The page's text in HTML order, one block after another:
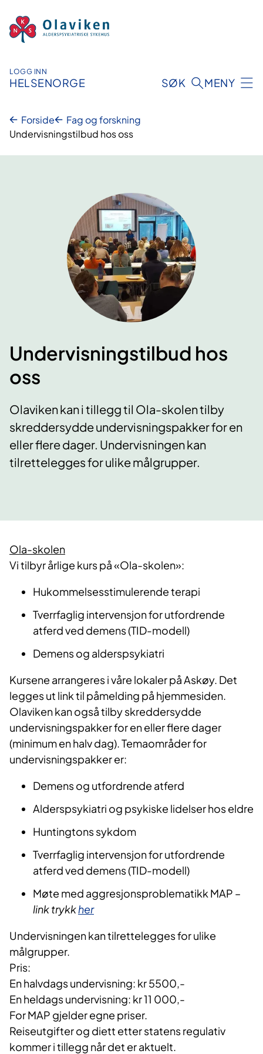
innhold
LOGG INN
HELSENORGE SØK MENY
Forside
Fag og forskning
Undervisningstilbud hos oss
Undervisningstilbud hos
oss
Olaviken kan i tillegg til Ola-skolen tilby
skreddersydde undervisningspakker for en
eller flere dager. Undervisningen kan
tilrettelegges for ulike målgrupper.
Ola-skolen
Vi tilbyr årlige kurs på «Ola-skolen»:
Hukommelsesstimulerende terapi
Tverrfaglig intervensjon for utfordrende
atferd ved demens (TID-modell)
Demens og alderspsykiatri
Kursene arrangeres i våre lokaler på Askøy. Det
legges ut link til påmelding på hjemmesiden.
Olaviken kan også tilby skreddersydde
undervisningspakker for en eller flere dager
(minimum en halv dag). Temaområder for
undervisningspakker er:
Demens og utfordrende atferd
Alderspsykiatri og psykiske lidelser hos eldre
Huntingtons sykdom
Tverrfaglig intervensjon for utfordrende
atferd ved demens (TID-modell)
Møte med aggresjonsproblematikk MAP –
link trykkher
Undervisningen kan tilrettelegges for ulike
målgrupper.
Pris:
En halvdags undervisning: kr 5500,-
En heldags undervisning: kr 11 000,-
For MAP gjelder egne priser.
Reiseutgifter og diett etter statens regulativ
kommer i tillegg når det er aktuelt.